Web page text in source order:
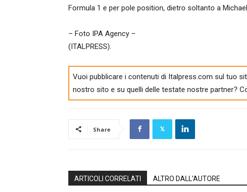
Formula 1 e per pole position, dietro soltanto a
– Foto IPA Agency –
(ITALPRESS).
Vuoi pubblicare i contenuti di Italpress.com sul tuo
nostro sito e su quelli delle testate nostre partner?
Share
ARTICOLI CORRELATI ALTRO DALL'AUTORE